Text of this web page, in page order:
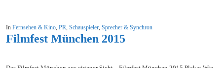
InFernsehen & Kino,PR,Schauspieler,Sprecher & Synchron
Filmfest München 2015